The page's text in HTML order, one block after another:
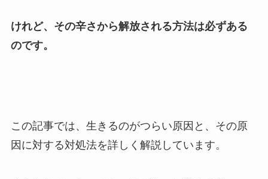
けれど、その辛さから解放される方法は必ずある
のです。
この記事では、生きるのがつらい原因と、その原
因に対する対処法を詳しく解説しています。